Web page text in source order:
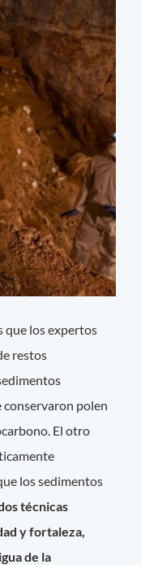
que los expertos
restos
conservaron polen
El otro
los sedimentos
técnicas
y fortaleza,
de la